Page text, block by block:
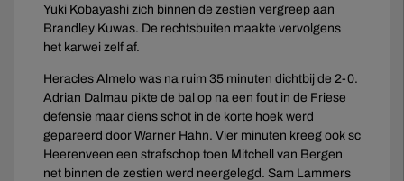
Yuki Kobayashi zich binnen de zestien vergreep aan
Brandley Kuwas. De rechtsbuiten maakte vervolgens
het karwei zelf af.
Heracles Almelo was na ruim 35 minuten dichtbij de 2-0.
Adrian Dalmau pikte de bal op na een fout in de Friese
defensie maar diens schot in de korte hoek werd
gepareerd door Warner Hahn. Vier minuten kreeg ook sc
Heerenveen een strafschop toen Mitchell van Bergen
net binnen de zestien werd neergelegd. Sam Lammers